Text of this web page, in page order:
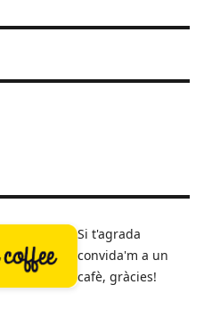
Si t'agrada
convida'm a un
cafè, gràcies!